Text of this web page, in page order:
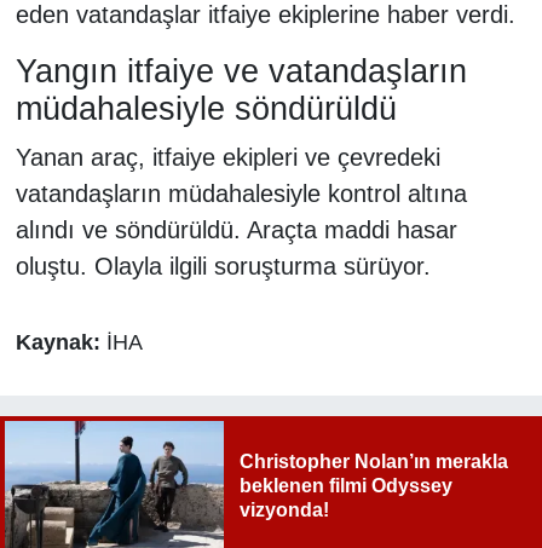
eden vatandaşlar itfaiye ekiplerine haber verdi.
Yangın itfaiye ve vatandaşların
müdahalesiyle söndürüldü
Yanan araç, itfaiye ekipleri ve çevredeki
vatandaşların müdahalesiyle kontrol altına
alındı ve söndürüldü. Araçta maddi hasar
oluştu. Olayla ilgili soruşturma sürüyor.
Kaynak: İHA
Christopher Nolan’ın merakla
beklenen filmi Odyssey
vizyonda!